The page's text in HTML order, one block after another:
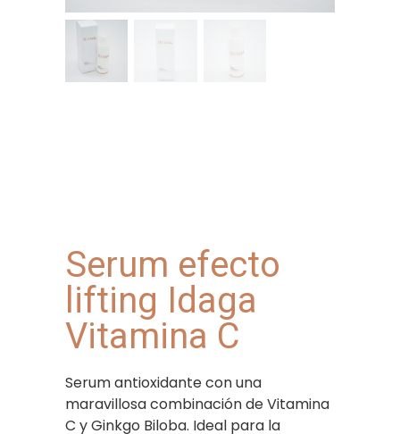
Serum efecto
lifting Idaga
Vitamina C
Serum antioxidante con una
maravillosa combinación de Vitamina
C y Ginkgo Biloba. Ideal para la